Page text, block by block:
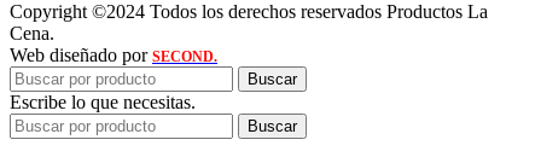
Copyright ©2024 Todos los derechos reservados Productos La
Cena.
Web diseñado por SECOND.
Buscar
Escribe lo que necesitas.
Buscar